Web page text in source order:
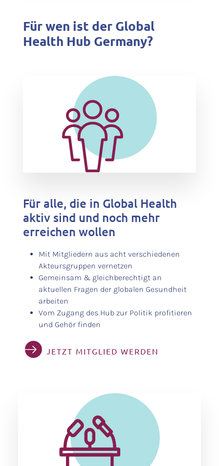
Für wen ist der Global
Health Hub Germany?
Für alle, die in Global Health
aktiv sind und noch mehr
erreichen wollen
Mit Mitgliedern aus acht verschiedenen
Akteursgruppen vernetzen
Gemeinsam & gleichberechtigt an
aktuellen Fragen der globalen Gesundheit
arbeiten
Vom Zugang des Hub zur Politik profitieren
und Gehör finden
JETZT MITGLIED WERDEN